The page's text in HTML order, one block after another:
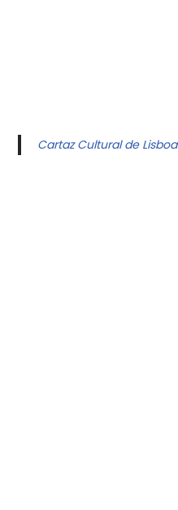
Cartaz Cultural de Lisboa